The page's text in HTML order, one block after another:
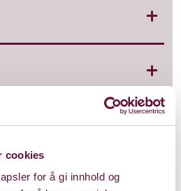
cookies
for å gi innhold og
0 - 304